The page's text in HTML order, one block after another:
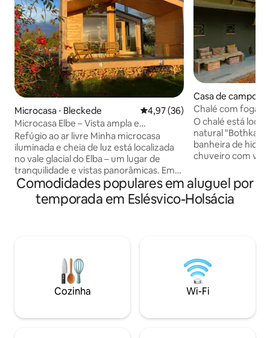
Microcasa ⋅ Bleckede 4,97 de uma avaliação média
4,97 (36)
Microcasa Elbe – Vista ampla e
tranquilidade
Refúgio ao ar livre Minha microcasa
iluminada e cheia de luz está localizada
no vale glacial do Elba – um lugar de
tranquilidade e vistas panorâmicas. Em
30 metros quadrados, você encontrará
um quarto com cama de casal, um
banheiro moderno com chuveiro de
lebres e cegonhas. A lareira cria
atmosfera em dias frios, o aquecimento
infravermelho proporciona conforto.
Excelente para desacelerar.
Casa de campo ⋅
Chalé com fogão
hidromassagem e
O chalé está
natural
banheira de
chuveiro com
sofá XXL e cama
totalmente
sistema de
mais. Nosso
com cozinha
minutos a pé).
Comodidades populares em aluguel por
temporada em Eslésvico-Holsácia
Cozinha Wi-Fi